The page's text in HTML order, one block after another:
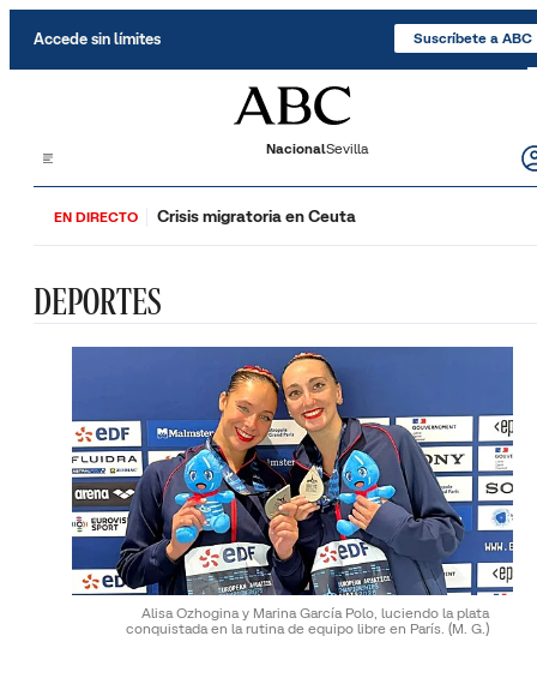
Accede sin límites Suscríbete a ABC
NacionalSevilla
EN DIRECTO Crisis migratoria en Ceuta
DEPORTES
Alisa Ozhogina y Marina García Polo, luciendo la plata
conquistada en la rutina de equipo libre en París. (M. G.)